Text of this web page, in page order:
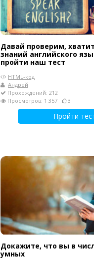
Давай проверим,
знаний английского
пройти наш тест
HTML-код
Андрей
Прохождений: 212
Просмотров: 1 357
3
Пройти
Докажите, что вы в
умных